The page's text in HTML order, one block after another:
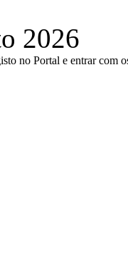
2026
no Portal e entrar com